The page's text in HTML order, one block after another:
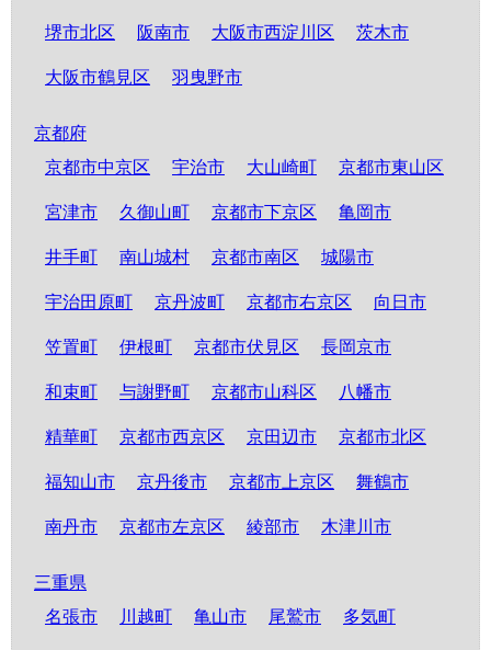
堺市北区 阪南市 大阪市西淀川区 茨木市
大阪市鶴見区 羽曳野市
京都府
京都市中京区
宇治市 大山崎町 京都市東山区
宮津市 久御山町 京都市下京区 亀岡市
井手町 南山城村 京都市南区 城陽市
宇治田原町 京丹波町 京都市右京区 向日市
笠置町 伊根町 京都市伏見区 長岡京市
和束町 与謝野町 京都市山科区 八幡市
精華町 京都市西京区 京田辺市 京都市北区
福知山市 京丹後市 京都市上京区 舞鶴市
南丹市 京都市左京区 綾部市 木津川市
三重県
名張市
川越町 亀山市 尾鷲市 多気町